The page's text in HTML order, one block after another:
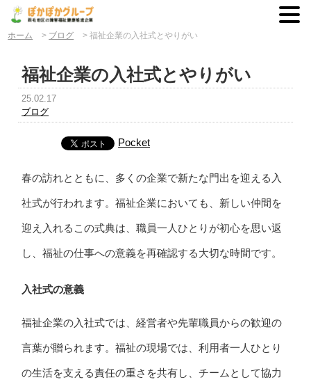
ホーム > ブログ >福祉企業の入社式とやりがい
福祉企業の入社式とやりがい
25.02.17
ブログ
Pocket
春の訪れとともに、多くの企業で新たな門出を迎える入
社式が行われます。福祉企業においても、新しい仲間を
迎え入れるこの式典は、職員一人ひとりが初心を思い返
し、福祉の仕事への意義を再確認する大切な時間です。
入社式の意義
福祉企業の入社式では、経営者や先輩職員からの歓迎の
言葉が贈られます。福祉の現場では、利用者一人ひとり
の生活を支える責任の重さを共有し、チームとして協力